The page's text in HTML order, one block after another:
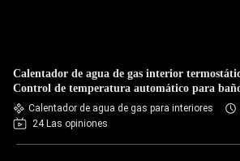
Calentador de agua de gas interior
Control de temperatura automático para
Calentador de agua de gas para interiores
24 Las opiniones